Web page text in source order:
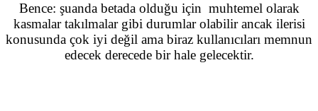
Bence: şuanda betada olduğu için muhtemel olarak
kasmalar takılmalar gibi durumlar olabilir ancak ilerisi
konusunda çok iyi değil ama biraz kullanıcıları memnun
edecek derecede bir hale gelecektir.